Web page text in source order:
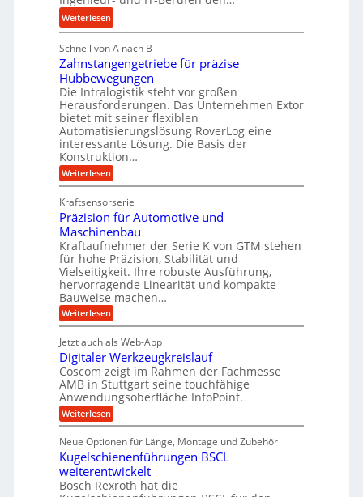
u
l
i
m
V
e
r
g
l
e
b
i
g
e
K
u
g
e
l
g
e
w
i
n
d
e
t
r
i
e
b
e
f
ü
r
r
a
e
U
m
g
e
i
g
e
r
t
U
m
s
a
t
z
n
d
A
u
f
t
r
a
g
s
e
i
n
g
a
n
g
Weiterlesen:
M
e
h
r
A
r
b
e
i
t
s
l
o
s
e
,
w
e
n
i
g
e
r
S
t
e
l
e
n
Schnell von A nach B
Zahnstangengetriebe für präzise
Hubbewegungen
Die Intralogistik steht vor großen
Herausforderungen. Das Unternehmen Extor
bietet mit seiner flexiblen
Automatisierungslösung RoverLog eine
interessante Lösung. Die Basis der
Konstruktion…
Weiterlesen:
Z
h
n
s
t
a
n
g
e
n
g
e
t
r
i
e
b
e
f
ü
r
r
ä
z
i
s
Kraftsensorserie
Präzision für Automotive und
Maschinenbau
Kraftaufnehmer der Serie K von GTM stehen
für hohe Präzision, Stabilität und
Vielseitigkeit. Ihre robuste Ausführung,
hervorragende Linearität und kompakte
Bauweise machen…
Weiterlesen:
P
ä
z
i
s
i
o
n
f
r
A
u
t
o
Jetzt auch als Web-App
Digitaler Werkzeugkreislauf
Coscom zeigt im Rahmen der Fachmesse
AMB in Stuttgart seine touchfähige
Anwendungsoberfläche InfoPoint.
Weiterlesen:
D
g
i
t
a
l
Neue Optionen für Länge, Montage und Zubehör
Kugelschienenführungen BSCL
weiterentwickelt
Bosch Rexroth hat die